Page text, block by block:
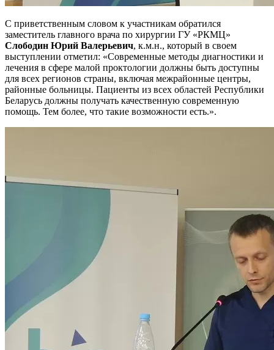
С приветственным словом к участникам обратился
заместитель главного врача по хирургии ГУ «РКМЦ»
Слободин Юрий Валерьевич, к.м.н., который в своем
выступлении отметил: «Современные методы диагностики и
лечения в сфере малой проктологии должны быть доступны
для всех регионов страны, включая межрайонные центры,
районные больницы. Пациенты из всех областей Республики
Беларусь должны получать качественную современную
помощь. Тем более, что такие возможности есть.».